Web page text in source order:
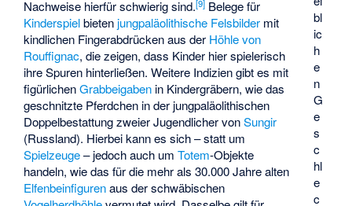
bl
ic
h
e
n
G
e
s
c
hl
e
c
Nachweise hierfür schwierig sind.[9] Belege für
Kinderspielbieten jungpaläolithische Felsbilder mit
kindlichen Fingerabdrücken aus der Höhle von
Rouffignac, die zeigen, dass Kinder hier spielerisch
ihre Spuren hinterließen. Weitere Indizien gibt es mit
figürlichenGrabbeigaben in Kindergräbern, wie das
geschnitzte Pferdchen in der jungpaläolithischen
Doppelbestattung zweier Jugendlicher vonSungir
(Russland). Hierbei kann es sich – statt um
Spielzeuge– jedoch auch umTotem-Objekte
handeln, wie das für die mehr als 30.000 Jahre alten
Elfenbeinfigurenaus der schwäbischen